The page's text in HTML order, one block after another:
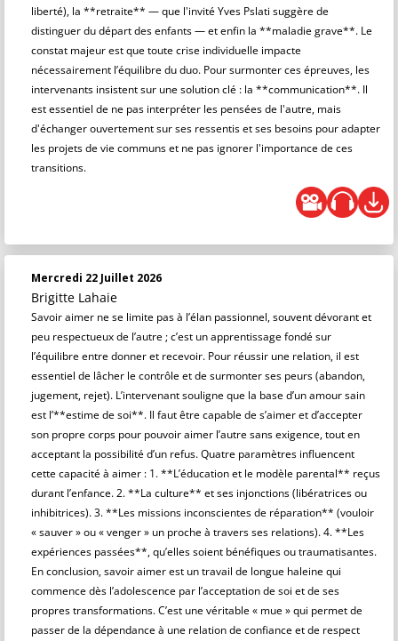
liberté), la **retraite** — que l'invité Yves Pslati suggère de
distinguer du départ des enfants — et enfin la **maladie grave**. Le
constat majeur est que toute crise individuelle impacte
nécessairement l’équilibre du duo. Pour surmonter ces épreuves, les
intervenants insistent sur une solution clé : la **communication**. Il
est essentiel de ne pas interpréter les pensées de l'autre, mais
d'échanger ouvertement sur ses ressentis et ses besoins pour adapter
les projets de vie communs et ne pas ignorer l'importance de ces
transitions.
Mercredi 22 Juillet 2026
Brigitte Lahaie
Savoir aimer ne se limite pas à l’élan passionnel, souvent dévorant et
peu respectueux de l’autre ; c’est un apprentissage fondé sur
l’équilibre entre donner et recevoir. Pour réussir une relation, il est
essentiel de lâcher le contrôle et de surmonter ses peurs (abandon,
jugement, rejet). L’intervenant souligne que la base d’un amour sain
est l’**estime de soi**. Il faut être capable de s’aimer et d’accepter
son propre corps pour pouvoir aimer l’autre sans exigence, tout en
acceptant la possibilité d’un refus. Quatre paramètres influencent
cette capacité à aimer : 1. **L’éducation et le modèle parental** reçus
durant l’enfance. 2. **La culture** et ses injonctions (libératrices ou
inhibitrices). 3. **Les missions inconscientes de réparation** (vouloir
« sauver » ou « venger » un proche à travers ses relations). 4. **Les
expériences passées**, qu’elles soient bénéfiques ou traumatisantes.
En conclusion, savoir aimer est un travail de longue haleine qui
commence dès l’adolescence par l’acceptation de soi et de ses
propres transformations. C’est une véritable « mue » qui permet de
passer de la dépendance à une relation de confiance et de respect